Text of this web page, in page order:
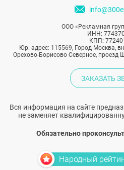
ООО «Рекламная
ИНН:
КПП:
Юр. адрес: 115569, Город Москва,
Орехово-Борисово Северное, проезд
ЗАКАЗАТЬ
Вся информация на сайте
не заменяет
Обязательно
Народный